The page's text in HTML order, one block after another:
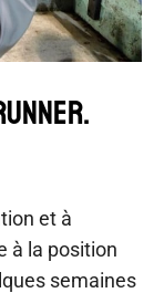
et à
à la position
semaines